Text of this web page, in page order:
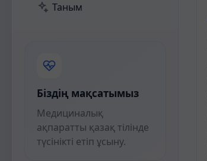
Таным
Біздің мақсатымыз
Медициналық
ақпаратты қазақ тілінде
түсінікті етіп ұсыну.